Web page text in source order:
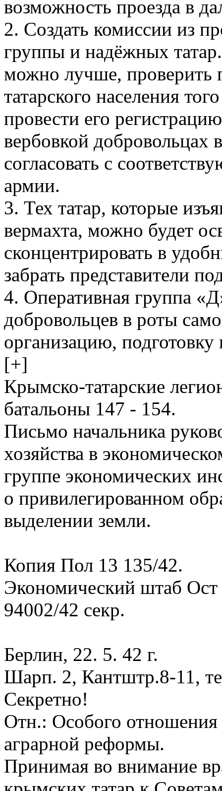
возможность проезда в
2. Создать комиссии из
группы и надёжных
можно лучше, проверить
татарского населения
провести его
вербовкой добровольцах
согласовать с
армии.
3. Тех татар, которые
вермахта, можно будет
сконцентрировать в
забрать представители
4. Оперативная группа
добровольцев в роты
организацию,
[+]
Крымско-татарские
батальоны 147 - 154.
Письмо начальника
хозяйства в
группе экономических
о привилегированном
выделении земли.
Копия Пол 13 135/42.
Экономический штаб
94002/42 секр.
Берлин, 22. 5. 42 г.
Шарп. 2, Кантштр.8-11,
Секретно!
Отн.: Особого отношения
аграрной реформы.
Принимая во внимание